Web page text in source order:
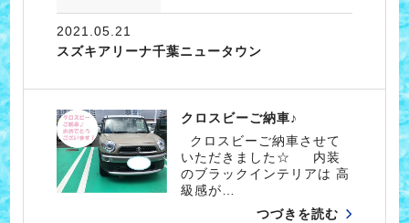
2021.05.21
スズキアリーナ千葉ニュータウン
クロスビーご納車♪
クロスビーご納車させて
いただきました☆ 内装
のブラックインテリアは 高
級感が…
つづきを読む